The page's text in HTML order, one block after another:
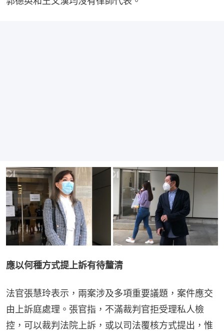
應以何種方式提上訴有待釐清
法官張慧玲表示，兩案涉及多項重要議題，案件應交
由上訴庭處理。張官指，不滿裁判官拒受理私人檢
控，可以裁判法院上訴，或以司法覆核方式提出，惟